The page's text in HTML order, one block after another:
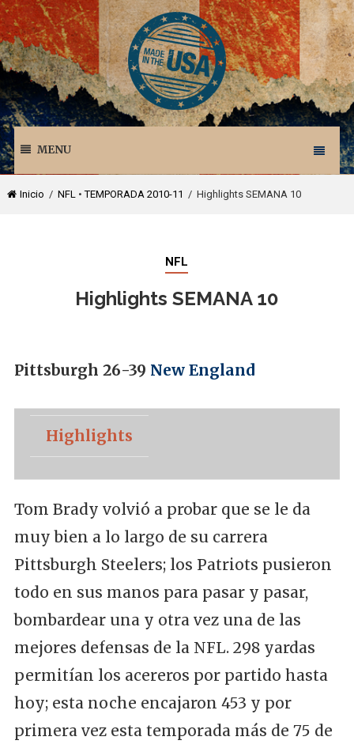
MENU
Inicio / NFL•TEMPORADA 2010-11 / Highlights SEMANA 10
NFL
Highlights SEMANA 10
Pittsburgh 26-39 New England
Highlights
Tom Brady volvió a probar que se le da
muy bien a lo largo de su carrera
Pittsburgh Steelers; los Patriots pusieron
todo en sus manos para pasar y pasar,
bombardear una y otra vez una de las
mejores defensas de la NFL. 298 yardas
permitían los acereros por partido hasta
hoy; esta noche encajaron 453 y por
primera vez esta temporada más de 75 de